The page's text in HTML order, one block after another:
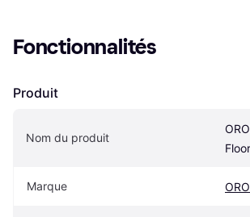
Fonctionnalités
Produit
Nom du produit
Marque